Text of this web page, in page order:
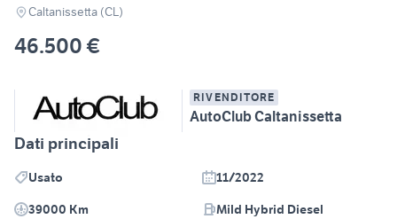
Caltanissetta (CL)
46.500 €
RIVENDITORE
AutoClub Caltanissetta
Dati principali
Usato
11/2022
39000 Km
Mild Hybrid Diesel